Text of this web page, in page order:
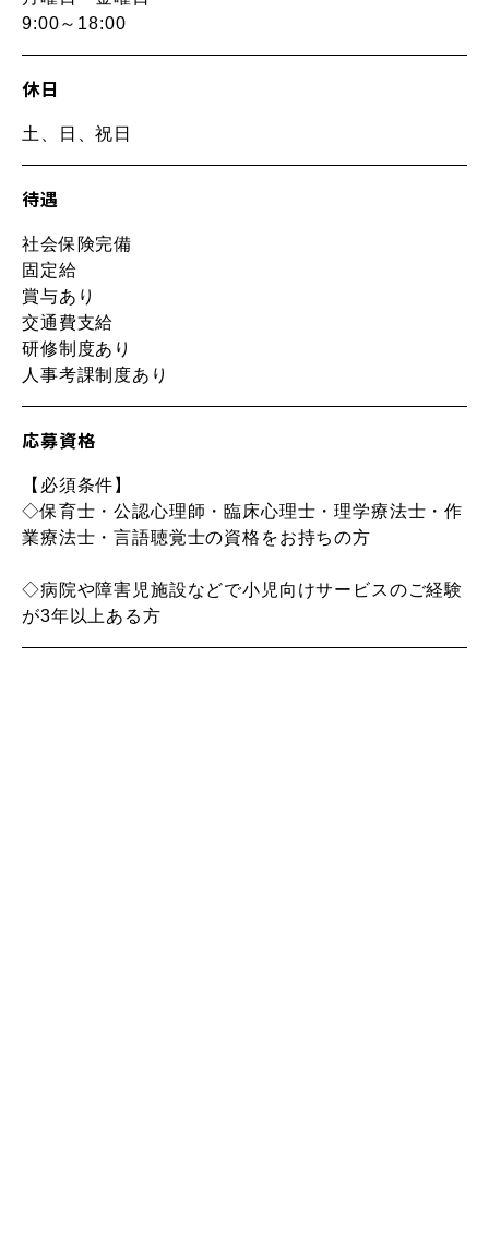
9:00～18:00
休日
土、日、祝日
待遇
社会保険完備
固定給
賞与あり
交通費支給
研修制度あり
人事考課制度あり
応募資格
【必須条件】
◇保育士・公認心理師・臨床心理士・理学療法士・作
業療法士・言語聴覚士の資格をお持ちの方
◇病院や障害児施設などで小児向けサービスのご経験
が3年以上ある方